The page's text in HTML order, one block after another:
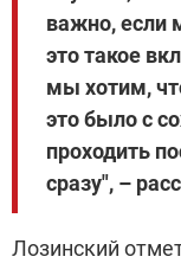
важно, если
это такое
мы хотим,
это было с
проходить
сразу", –
Лозинский